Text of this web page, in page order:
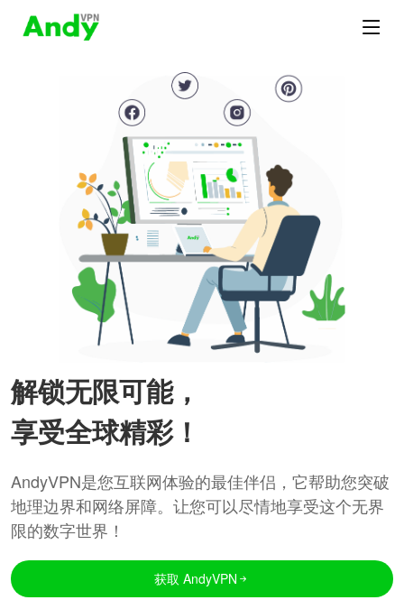
解锁无限可能，
享受全球精彩！
AndyVPN是您互联网体验的最佳伴侣，它帮助您突破
地理边界和网络屏障。让您可以尽情地享受这个无界
限的数字世界！
获取 AndyVPN